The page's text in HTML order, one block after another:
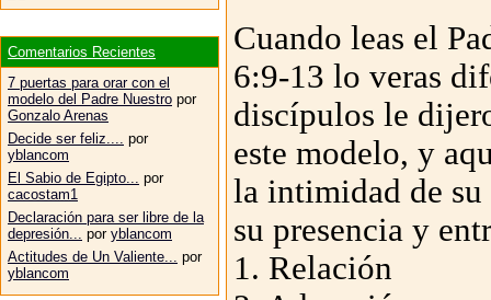
Cuando leas el
6:9-13 lo veras
discípulos le
este modelo, y
la intimidad de su
su presencia y
1. Relación
Comentarios Recientes
7 puertas para orar con el
modelo del Padre Nuestro por
Gonzalo Arenas
Decide ser feliz.... por
yblancom
El Sabio de Egipto... por
cacostam1
Declaración para ser libre de la
depresión... por yblancom
Actitudes de Un Valiente... por
yblancom